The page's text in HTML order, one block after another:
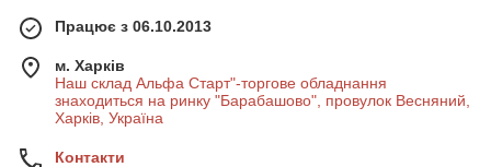
Працює з 06.10.2013
м. Харків
Наш склад Альфа Старт"-торгове обладнання
знаходиться на ринку "Барабашово", провулок Весняний,
Харків, Україна
Контакти